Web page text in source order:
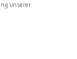
unserer